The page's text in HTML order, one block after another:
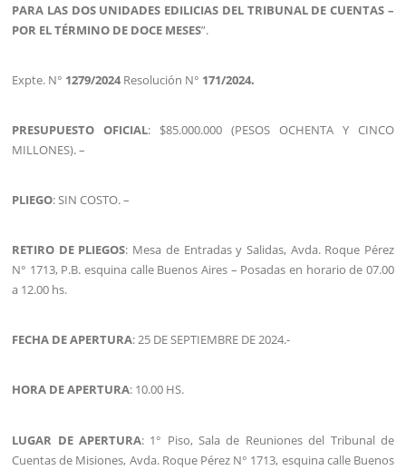
PARA LAS DOS UNIDADES EDILICIAS DEL TRIBUNAL DE CUENTAS –
POR EL TÉRMINO DE DOCE MESES”.
Expte. N° 1279/2024Resolución N° 171/2024.
PRESUPUESTO OFICIAL: $85.000.000 (PESOS OCHENTA Y CINCO
MILLONES). –
PLIEGO: SIN COSTO. –
RETIRO DE PLIEGOS: Mesa de Entradas y Salidas, Avda. Roque Pérez
N° 1713, P.B. esquina calle Buenos Aires – Posadas en horario de 07.00
a 12.00 hs.
FECHA DE APERTURA: 25 DE SEPTIEMBRE DE 2024.-
HORA DE APERTURA: 10.00 HS.
LUGAR DE APERTURA: 1° Piso, Sala de Reuniones del Tribunal de
Cuentas de Misiones, Avda. Roque Pérez N° 1713, esquina calle Buenos